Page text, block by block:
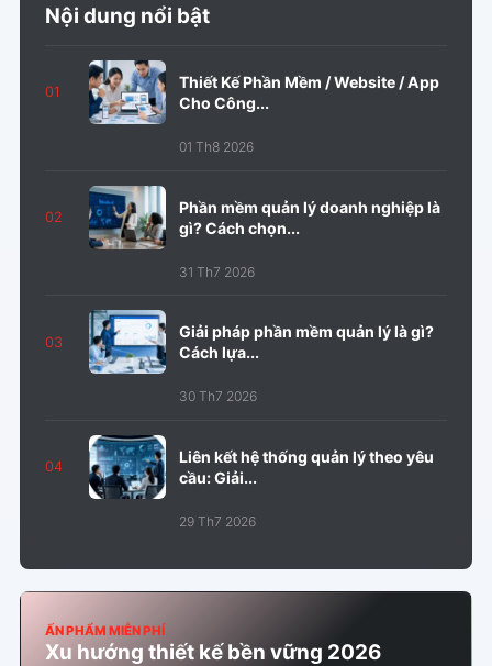
Nội dung nổi bật
01
Thiết Kế Phần Mềm / Website / App
Cho Công...
01 Th8 2026
02
Phần mềm quản lý doanh nghiệp là
gì? Cách chọn...
31 Th7 2026
03
Giải pháp phần mềm quản lý là gì?
Cách lựa...
30 Th7 2026
04
Liên kết hệ thống quản lý theo yêu
cầu: Giải...
29 Th7 2026
ẤN PHẨM MIỄN PHÍ
Xu hướng thiết kế bền vững 2026